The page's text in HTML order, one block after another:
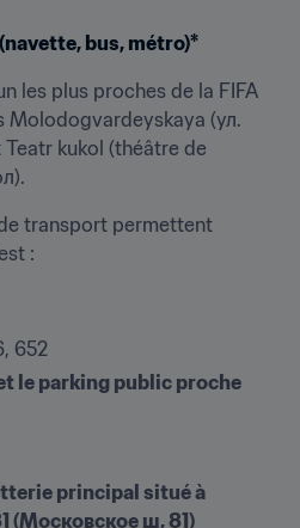
bus, métro)*
les plus proches de la FIFA
Molodogvardeyskaya (ул.
kukol (théâtre de
transport permettent
:
652
le parking public proche
principal situé à
(Московское ш, 81)